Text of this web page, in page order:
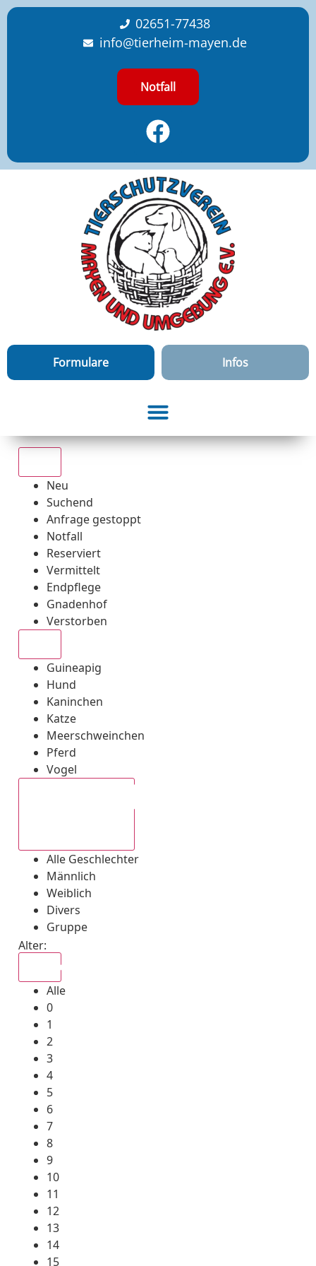
content
02651-77438
info@tierheim-mayen.de
Notfall
Formulare Infos
Neu
Suchend
Anfrage gestoppt
Notfall
Reserviert
Vermittelt
Endpflege
Gnadenhof
Verstorben
Guineapig
Hund
Kaninchen
Katze
Meerschweinchen
Pferd
Vogel
Alle Geschlechter
Männlich
Weiblich
Divers
Gruppe
Alter:
Alle
0
1
2
3
4
5
6
7
8
9
10
11
12
13
14
15